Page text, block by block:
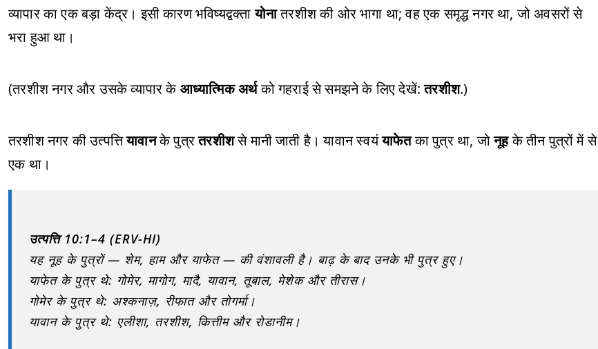
व्यापार का एक बड़ा केंद्र। इसी कारण भविष्यद्वक्तायोनातरशीश की ओर भागा था; वह एक समृद्ध नगर था, जो अवसरों से
भरा हुआ था।
(तरशीश नगर और उसके व्यापार केआध्यात्मिक अर्थको गहराई से समझने के लिए देखें:तरशीश.)
तरशीश नगर की उत्पत्तियावानके पुत्रतरशीशसे मानी जाती है। यावान स्वयंयाफेतका पुत्र था, जोनूहके तीन पुत्रों में से
एक था।
उत्पत्ति 10:1–4 (ERV-HI)
यह नूह के पुत्रों — शेम, हाम और याफेत — की वंशावली है। बाढ़ के बाद उनके भी पुत्र हुए।
याफेत के पुत्र थे: गोमेर, मागोग, मादै, यावान, तूबाल, मेशेक और तीरास।
गोमेर के पुत्र थे: अश्कनाज़, रीफात और तोगर्मा।
यावान के पुत्र थे: एलीशा, तरशीश, कित्तीम और रोडानीम।